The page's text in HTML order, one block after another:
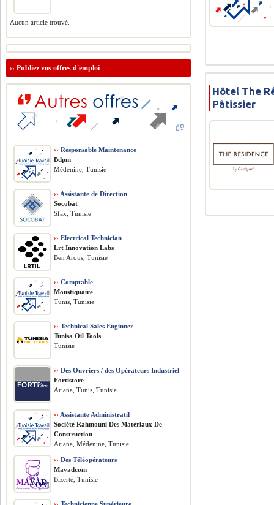
Hôtel The
Pâtissier
Aucun article trouvé.
››Publiez vos offres d'emploi
›› Responsable Maintenance
Bdpm
Médenine, Tunisie
›› Assistante de Direction
Socobat
Sfax, Tunisie
›› Electrical Technician
Lrt Innovation Labs
Ben Arous, Tunisie
›› Comptable
Moustiquaire
Tunis, Tunisie
›› Technical Sales Enginner
Tunisa Oil Tools
Tunisie
›› Des Ouvriers / des Opérateurs Industriel
Fortistore
Ariana, Tunis, Tunisie
›› Assistante Administratif
Société Rahmouni Des Matériaux De
Construction
Ariana, Médenine, Tunisie
›› Des Téléopérateurs
Mayadcom
Bizerte, Tunisie